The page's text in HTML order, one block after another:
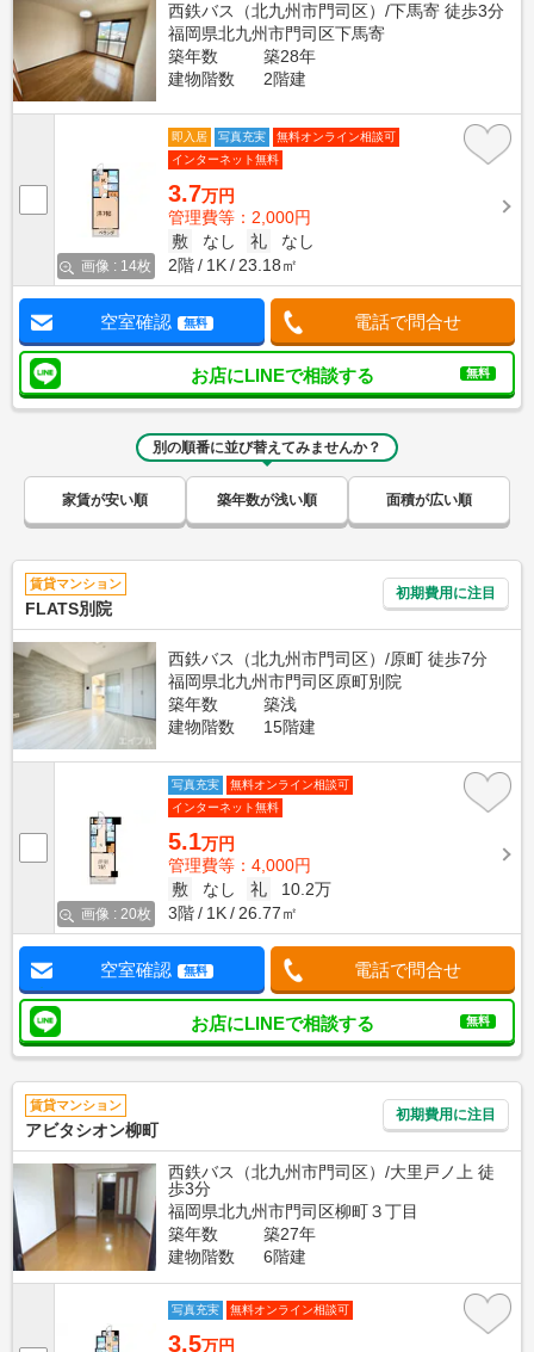
西鉄バス（北九州市門司区）/下馬寄 徒歩3分
福岡県北九州市門司区下馬寄
築年数
築28年
建物階数
2階建
画像 : 14枚
即入居 写真充実
無料オンライン相談可
インターネット無料
3.7万円
管理費等：2,000円
敷
なし 礼
なし
2階
1K 23.18㎡
空室確認 無料 電話で問合せ
お店にLINEで相談する 無料
別の順番に並び替えてみませんか？
家賃が安い順 築年数が浅い順 面積が広い順
賃貸マンション
FLATS別院
初期費用に注目
西鉄バス（北九州市門司区）/原町 徒歩7分
福岡県北九州市門司区原町別院
築年数
築浅
建物階数
15階建
画像 : 20枚
写真充実
無料オンライン相談可
インターネット無料
5.1万円
管理費等：4,000円
敷
なし 礼
10.2万
3階
1K 26.77㎡
空室確認 無料 電話で問合せ
お店にLINEで相談する 無料
賃貸マンション
アビタシオン柳町
初期費用に注目
西鉄バス（北九州市門司区）/大里戸ノ上 徒
歩3分
福岡県北九州市門司区柳町３丁目
築年数
築27年
建物階数
6階建
写真充実 無料オンライン相談可
3.5万円